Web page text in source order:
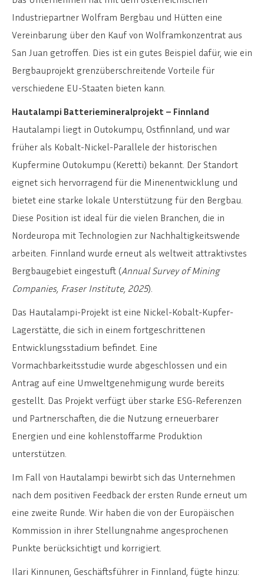
Industriepartner Wolfram Bergbau und Hütten eine
Vereinbarung über den Kauf von Wolframkonzentrat aus
San Juan getroffen. Dies ist ein gutes Beispiel dafür, wie ein
Bergbauprojekt grenzüberschreitende Vorteile für
verschiedene EU-Staaten bieten kann.
Hautalampi Batteriemineralprojekt – Finnland
Hautalampi liegt in Outokumpu, Ostfinnland, und war
früher als Kobalt-Nickel-Parallele der historischen
Kupfermine Outokumpu (Keretti) bekannt. Der Standort
eignet sich hervorragend für die Minenentwicklung und
bietet eine starke lokale Unterstützung für den Bergbau.
Diese Position ist ideal für die vielen Branchen, die in
Nordeuropa mit Technologien zur Nachhaltigkeitswende
arbeiten. Finnland wurde erneut als weltweit attraktivstes
Bergbaugebiet eingestuft (Annual Survey of Mining
Companies, Fraser Institute, 2025).
Das Hautalampi-Projekt ist eine Nickel-Kobalt-Kupfer-
Lagerstätte, die sich in einem fortgeschrittenen
Entwicklungsstadium befindet. Eine
Vormachbarkeitsstudie wurde abgeschlossen und ein
Antrag auf eine Umweltgenehmigung wurde bereits
gestellt. Das Projekt verfügt über starke ESG-Referenzen
und Partnerschaften, die die Nutzung erneuerbarer
Energien und eine kohlenstoffarme Produktion
unterstützen.
Im Fall von Hautalampi bewirbt sich das Unternehmen
nach dem positiven Feedback der ersten Runde erneut um
eine zweite Runde. Wir haben die von der Europäischen
Kommission in ihrer Stellungnahme angesprochenen
Punkte berücksichtigt und korrigiert.
Ilari Kinnunen, Geschäftsführer in Finnland, fügte hinzu: